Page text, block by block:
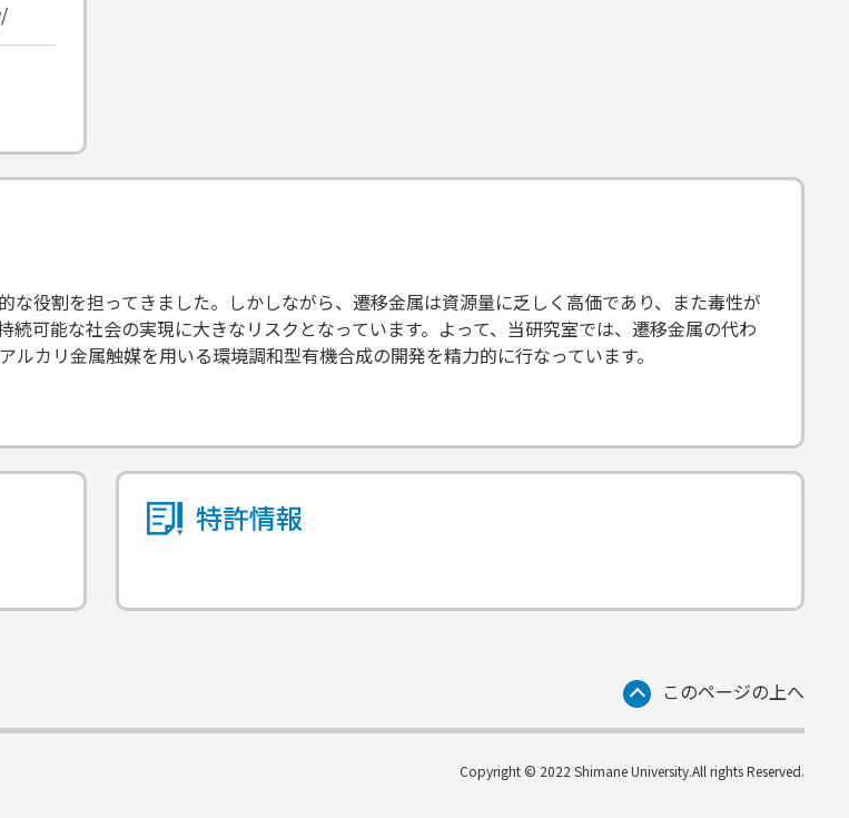
役割を担ってきました。しかしながら、遷移金属は資源量に乏しく高価であり、また毒性が
可能な社会の実現に大きなリスクとなっています。よって、当研究室では、遷移金属の代わ
カリ金属触媒を用いる環境調和型有機合成の開発を精力的に行なっています。
特許情報
このページの上へ
Copyright © 2022 Shimane University.All rights Reserved.